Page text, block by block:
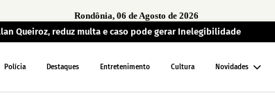
Rondônia, 06 de Agosto de 2026
Queiroz, reduz multa e caso pode gerar Inelegibilidade
Polícia Destaques Entretenimento Cultura Novidades